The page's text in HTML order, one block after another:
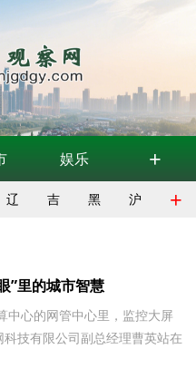
娱乐 +
辽 吉 黑 沪 +
”里的城市智慧
心的网管中心里，监控大屏
技有限公司副总经理曹英站在
动的每一行数字